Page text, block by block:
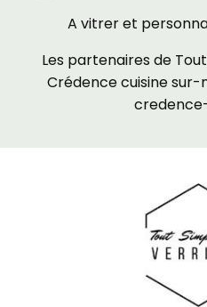
A vitrer et
Les partenaires de
Crédence cuisine sur-